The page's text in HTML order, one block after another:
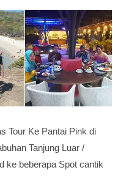
Tour Ke Pantai Pink di
Tanjung Luar /
ke beberapa Spot cantik